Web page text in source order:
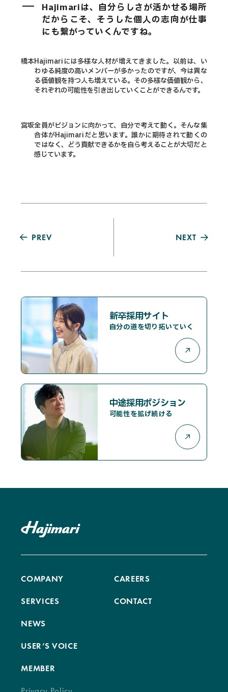
Hajimariは、自分らしさが活かせる場所
だからこそ、そうした個人の志向が仕事
にも繋がっていくんですね。
橋本Hajimariには多様な人材が増えてきました。以前は、い
わゆる純度の高いメンバーが多かったのですが、今は異な
る価値観を持つ人も増えている。その多様な価値観から、
それぞれの可能性を引き出していくことができるんです。
宮坂全員がビジョンに向かって、自分で考えて動く。そんな集
合体がHajimariだと思います。誰かに期待されて動くの
ではなく、どう貢献できるかを自ら考えることが大切だと
感じています。
PREV NEXT
新卒採用サイト
自分の道を切り拓いていく
中途採用ポジション
可能性を拡げ続ける
COMPANY
SERVICES
NEWS
USER’S VOICE
MEMBER
CAREERS
CONTACT